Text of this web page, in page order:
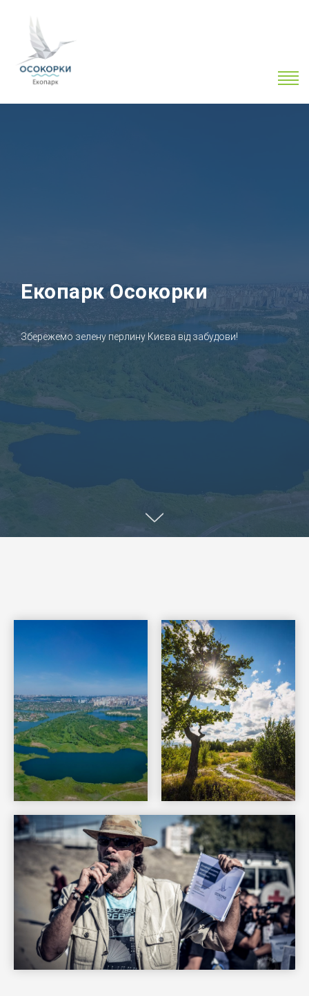
Екопарк Осокорки
Збережемо зелену перлину Києва від забудови!